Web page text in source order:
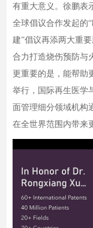
有重大意义。徐鹏表
全球倡议合作发起的
建”倡议再添两大重
合力打造烧伤预防与
更重要的是，能帮助
举行，国际再生医学
面管理细分领域机构
在全世界范围内带来